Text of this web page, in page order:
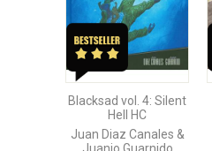
Blacksad vol. 4: Silent
Hell HC
Juan Diaz Canales &